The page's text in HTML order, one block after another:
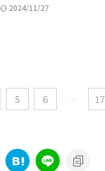
2024/11/27
5 6 … 17